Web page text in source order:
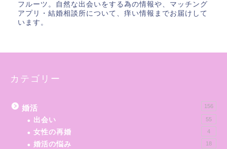
フルーツ。自然な出会いをする為の情報や、マッチング
アプリ・結婚相談所について、痒い情報までお届けして
います。
カテゴリー
婚活 156
出会い 55
女性の再婚 4
婚活の悩み 18